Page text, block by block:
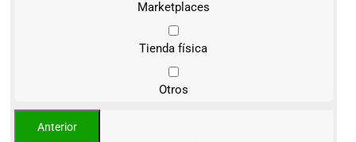
Marketplaces
Tienda física
Otros